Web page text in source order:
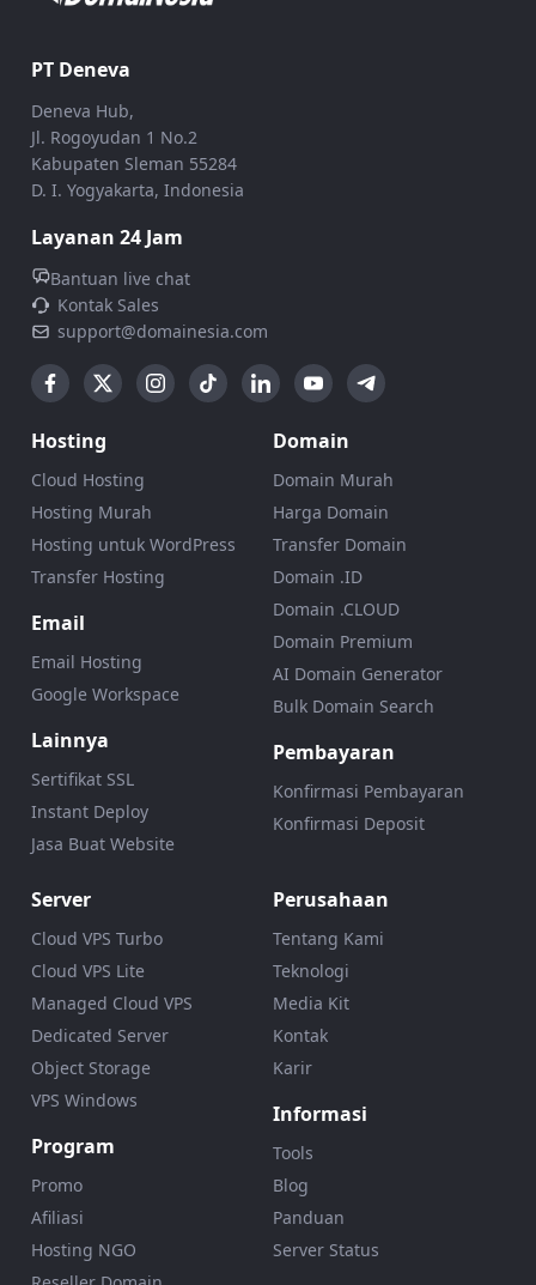
PT Deneva
Deneva Hub,
Jl. Rogoyudan 1 No.2
Kabupaten Sleman 55284
D. I. Yogyakarta, Indonesia
Layanan 24 Jam
Bantuan live chat
Kontak Sales
support@domainesia.com
Hosting
Cloud Hosting
Hosting Murah
Hosting untuk WordPress
Transfer Hosting
Email
Email Hosting
Google Workspace
Lainnya
Sertifikat SSL
Instant Deploy
Jasa Buat Website
Domain
Domain Murah
Harga Domain
Transfer Domain
Domain .ID
Domain .CLOUD
Domain Premium
AI Domain Generator
Bulk Domain Search
Pembayaran
Konfirmasi Pembayaran
Konfirmasi Deposit
Server
Cloud VPS Turbo
Cloud VPS Lite
Managed Cloud VPS
Dedicated Server
Object Storage
VPS Windows
Program
Promo
Afiliasi
Hosting NGO
Perusahaan
Tentang Kami
Teknologi
Media Kit
Kontak
Karir
Informasi
Tools
Blog
Panduan
Server Status